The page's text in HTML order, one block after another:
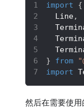
import
{
Line,
}
from
import
然后在需要使